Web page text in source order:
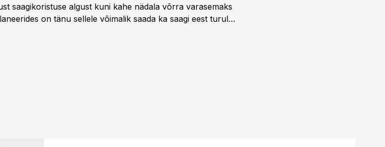
saagikoristuse algust kuni kahe nädala võrra varasemaks
on tänu sellele võimalik saada ka saagi eest turul